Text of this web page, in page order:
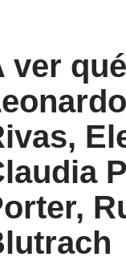
ver